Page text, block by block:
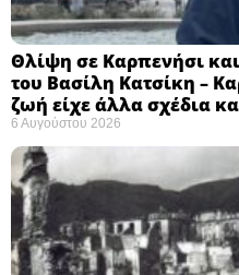
Θλίψη σε Καρπενήσι
του Βασίλη Κατσίκη –
ζωή είχε άλλα σχέδια
6 Αυγούστου 2026